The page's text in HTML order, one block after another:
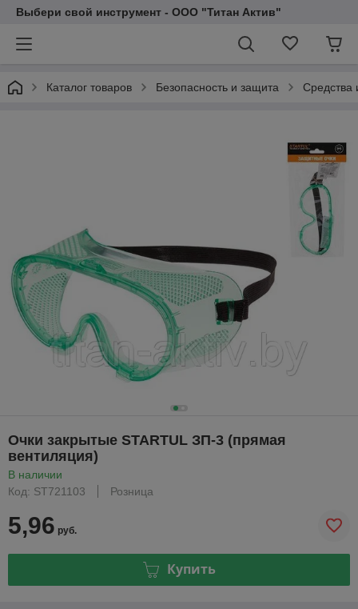
Выбери свой инструмент - ООО "Титан Актив"
Каталог товаров Безопасность и защита Средства
Очки закрытые STARTUL ЗП-3 (прямая
вентиляция)
В наличии
Код: ST721103
Розница
5,96 руб.
Купить